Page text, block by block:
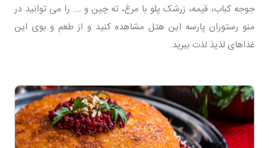
جوجه کباب، قیمه، زرشک پلو با مرغ، ته چین و …. را می توانید در
منو رستوران پارسه این هتل مشاهده کنید و از طعم و بوی این
غذاهای لذیذ لذت ببرید.